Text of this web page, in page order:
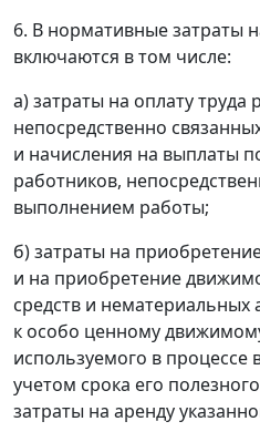
6. В нормативные затраты
включаются в том числе:
а) затраты на оплату труда
непосредственно
и начисления на выплаты
работников,
выполнением работы;
б) затраты на
и на приобретение
средств и нематериальных
к особо ценному
используемого в процессе
учетом срока его
затраты на аренду